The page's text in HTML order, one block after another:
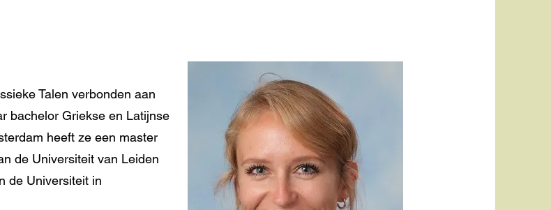
Talen verbonden aan
bachelor Griekse en Latijnse
heeft ze een master
de Universiteit van Leiden
de Universiteit in